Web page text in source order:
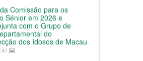
Comissão para os
Sénior em 2026 e
com o Grupo de
do
dos Idosos de Macau